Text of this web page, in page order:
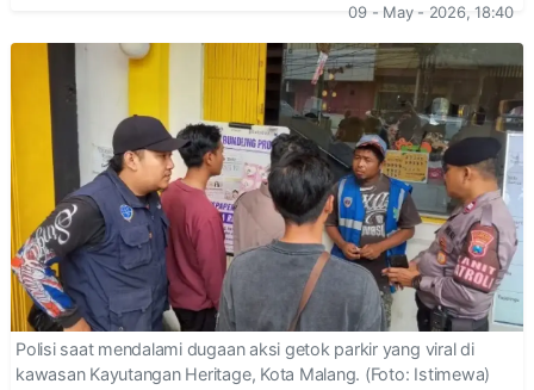
09 - May - 2026, 18:40
Polisi saat mendalami dugaan aksi getok parkir yang viral di
kawasan Kayutangan Heritage, Kota Malang. (Foto: Istimewa)